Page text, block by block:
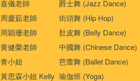
嘉儀老師
周慶茹老師
周穎珊老師
黄健榮老師
青小姐
黃思霖小姐 Kelly
爵士舞 (Jazz Dance)
街頭舞 (Hip Hop)
肚皮舞 (Belly Dance)
中國舞 (Chinese Dance)
芭蕾舞 (Ballet Dance)
瑜伽班 (Yoga)